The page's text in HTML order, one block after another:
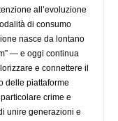
all’evoluzione
di consumo
nasce da lontano
— e oggi continua
e connettere il
delle piattaforme
crime e
unire generazioni e